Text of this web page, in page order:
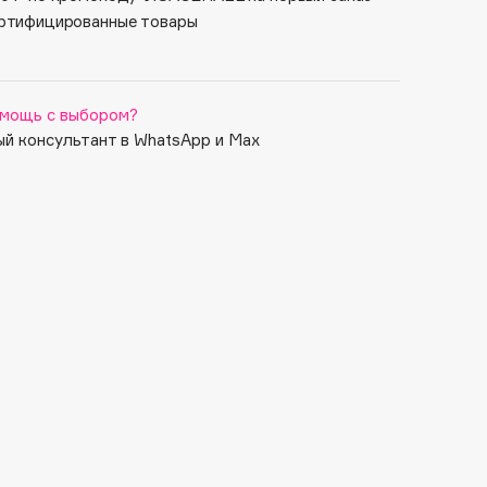
товары
с выбором?
консультант в WhatsApp и Max